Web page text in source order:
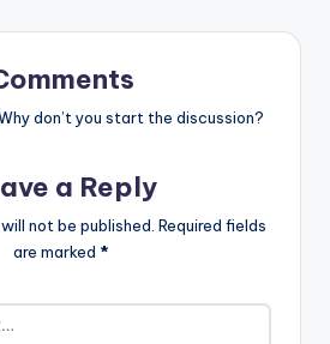
don’t you start the discussion?
a Reply
not be published. Required fields
are marked *